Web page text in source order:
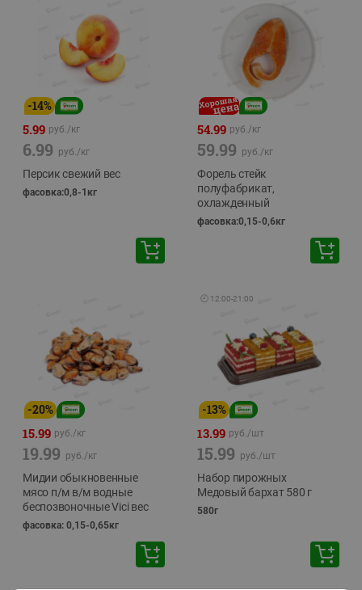
-14%
5.99 руб./кг
6.99 руб./кг
Персик свежий вес
фасовка:0,8-1кг
54.99 руб./кг
59.99 руб./кг
Форель стейк
полуфабрикат,
охлажденный
фасовка:0,15-0,6кг
-20%
15.99 руб./кг
19.99 руб./кг
Мидии обыкновенные
мясо п/м в/м водные
беспозвоночные Vici вес
фасовка: 0,15-0,65кг
🕘 12:00-21:00
-13%
13.99 руб./шт
15.99 руб./шт
Набор пирожных
Медовый бархат 580 г
580г